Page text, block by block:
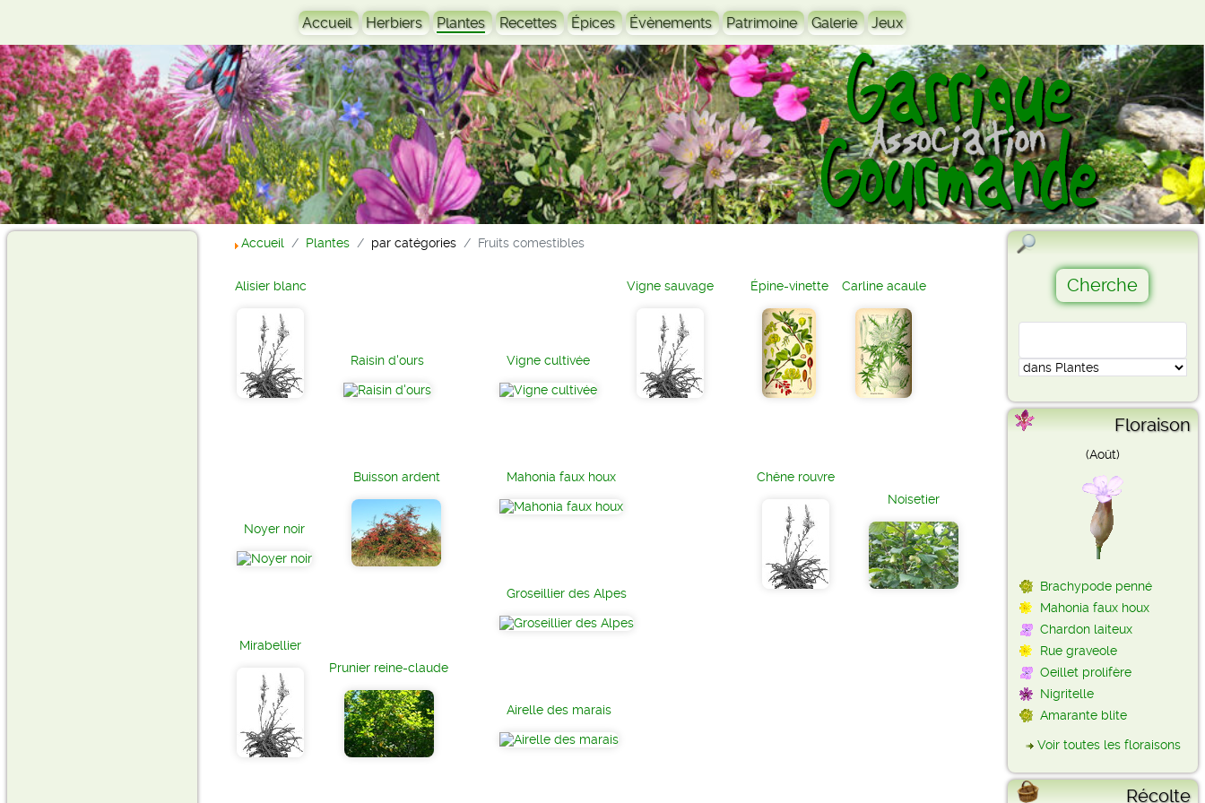
Accueil Herbiers Plantes Recettes Épices Évènements Patrimoine Galerie Jeux
Accueil Plantes par catégories Fruits comestibles
Alisier blanc
Raisin d'ours
Noyer noir
Buisson ardent
Mirabellier
Prunier reine-claude
Vigne cultivée
Vigne sauvage
Mahonia faux houx
Groseillier des Alpes
Airelle des marais
Épine-vinette Carline acaule
Chêne rouvre
Noisetier
Floraison
(Août)
Brachypode penné
Mahonia faux houx
Chardon laiteux
Rue graveole
Oeillet prolifère
Nigritelle
Amarante blite
Voir toutes les floraisons
Récolte